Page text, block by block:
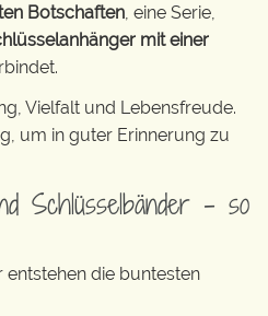
Botschaften , eine Serie,
mit einer
Vielfalt und Lebensfreude.
um in guter Erinnerung zu
Schlüsselbänder – so
die buntesten